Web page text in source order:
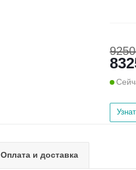
Оплата и доставка